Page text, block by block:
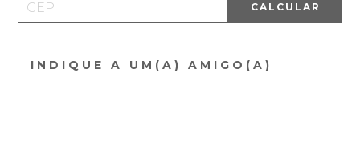
CALCULAR
INDIQUE A UM(A) AMIGO(A)